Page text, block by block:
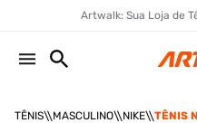
Artwalk: Sua Loja de
TÊNIS MASCULINO NIKE
TÊNIS